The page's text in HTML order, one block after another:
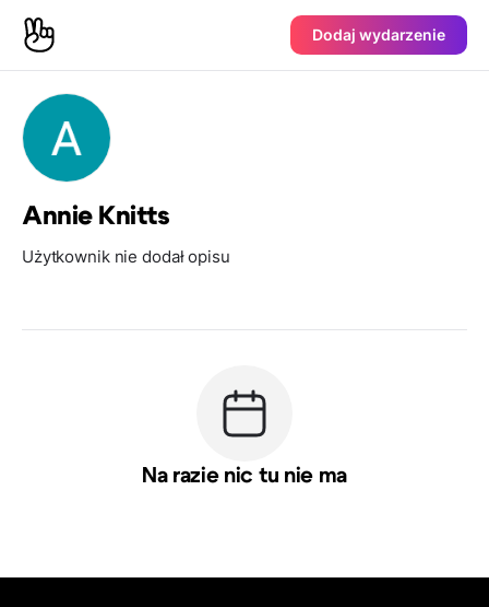
Dodaj wydarzenie
Annie Knitts
Użytkownik nie dodał opisu
Na razie nic tu nie ma